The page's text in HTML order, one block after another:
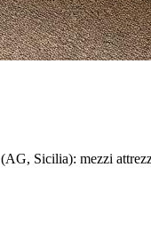
(AG, Sicilia): mezzi